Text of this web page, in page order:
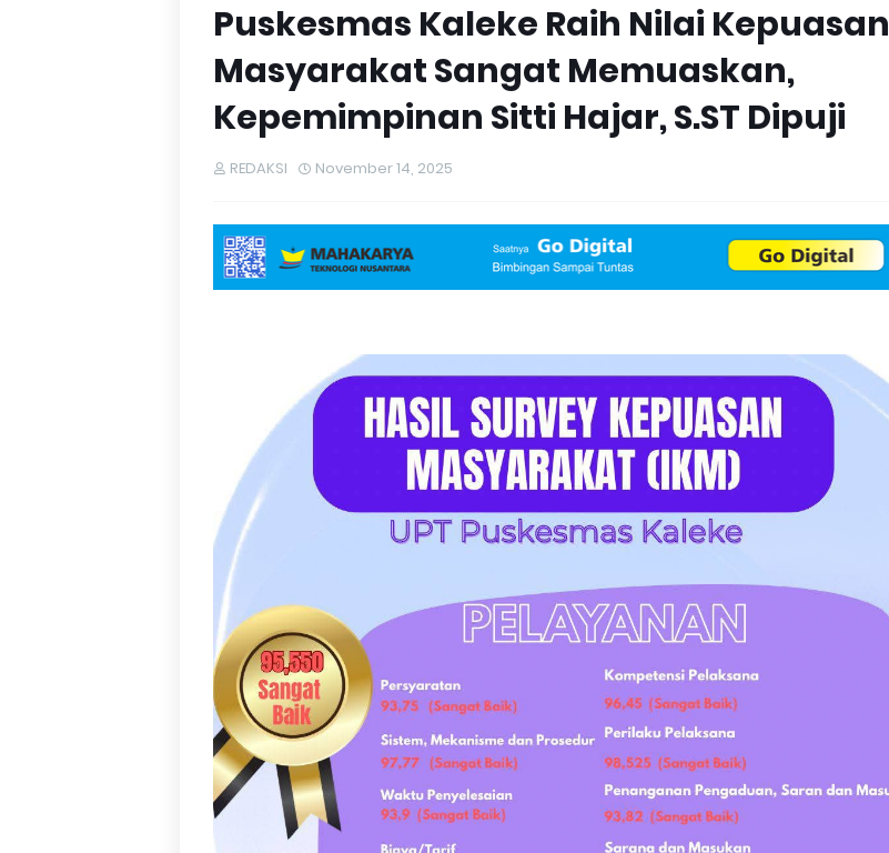
Puskesmas Kaleke Raih Nilai Kepuasan
Masyarakat Sangat Memuaskan,
Kepemimpinan Sitti Hajar, S.ST Dipuji
REDAKSI November 14, 2025